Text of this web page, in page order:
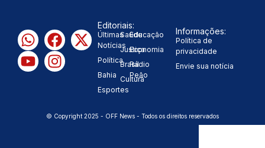
Editoriais:
Últimas
Notícias
Política
Bahia
Esportes
Saúde
Justiça
Brasil
Cultura
Educação
Economia
Rádio
Peão
Informações:
Política de
privacidade
Envie sua notícia
© Copyright 2025 - OFF News - Todos os direitos reservados